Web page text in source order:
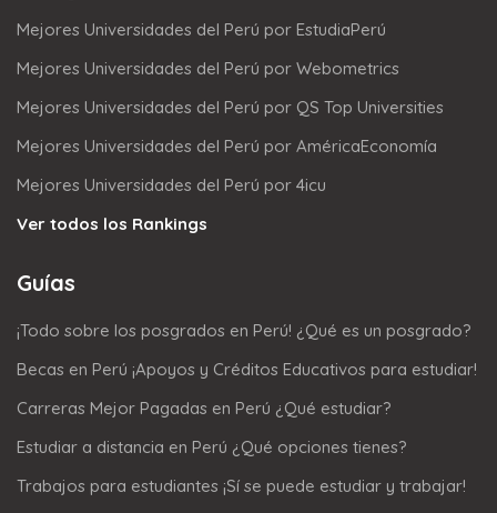
Mejores Universidades del Perú por EstudiaPerú
Mejores Universidades del Perú por Webometrics
Mejores Universidades del Perú por QS Top Universities
Mejores Universidades del Perú por AméricaEconomía
Mejores Universidades del Perú por 4icu
Ver todos los Rankings
Guías
¡Todo sobre los posgrados en Perú! ¿Qué es un posgrado?
Becas en Perú ¡Apoyos y Créditos Educativos para estudiar!
Carreras Mejor Pagadas en Perú ¿Qué estudiar?
Estudiar a distancia en Perú ¿Qué opciones tienes?
Trabajos para estudiantes ¡Sí se puede estudiar y trabajar!